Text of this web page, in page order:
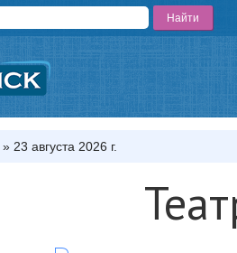
» 23 августа 2026 г.